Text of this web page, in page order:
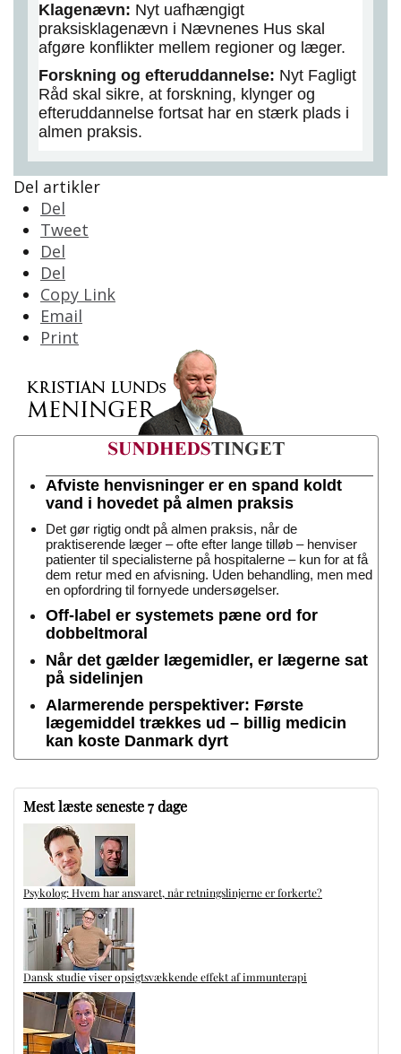
Klagenævn: Nyt uafhængigt
praksisklagenævn i Nævnenes Hus skal
afgøre konflikter mellem regioner og læger.
Forskning og efteruddannelse: Nyt Fagligt
Råd skal sikre, at forskning, klynger og
efteruddannelse fortsat har en stærk plads i
almen praksis.
Del artikler
Del
Tweet
Del
Del
Copy Link
Email
Print
Afviste henvisninger er en spand koldt
vand i hovedet på almen praksis
Det gør rigtig ondt på almen praksis, når de
praktiserende læger – ofte efter lange tilløb – henviser
patienter til specialisterne på hospitalerne – kun for at få
dem retur med en afvisning. Uden behandling, men med
en opfordring til fornyede undersøgelser.
Off-label er systemets pæne ord for
dobbeltmoral
Når det gælder lægemidler, er lægerne sat
på sidelinjen
Alarmerende perspektiver: Første
lægemiddel trækkes ud – billig medicin
kan koste Danmark dyrt
Mest læste seneste 7 dage
Psykolog: Hvem har ansvaret, når retningslinjerne er forkerte?
Dansk studie viser opsigtsvækkende effekt af immunterapi